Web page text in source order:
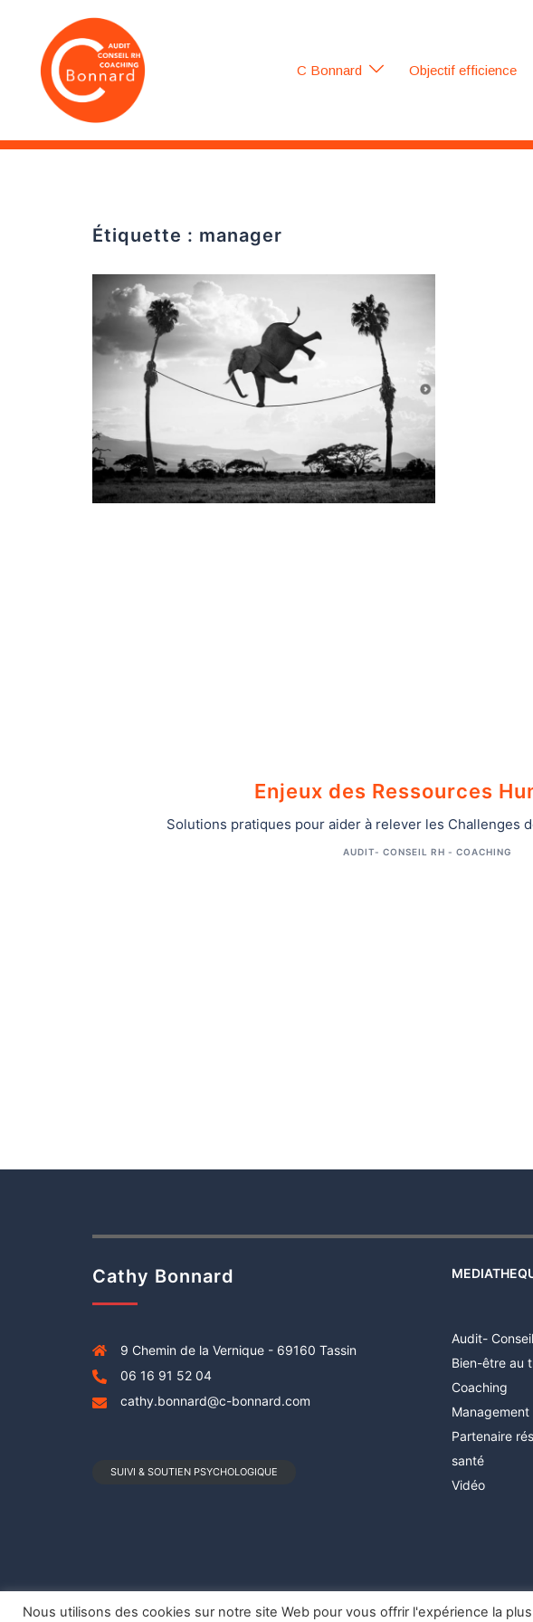
contenu
C Bonnard Objectif efficience
Étiquette : manager
Enjeux des Ressources
Solutions pratiques pour aider à relever les Challenges
AUDIT- CONSEIL RH - COACHING
Cathy Bonnard
9 Chemin de la Vernique - 69160 Tassin
06 16 91 52 04
cathy.bonnard@c-bonnard.com
SUIVI & SOUTIEN PSYCHOLOGIQUE
Audit-
Bien-être au
Coaching
Management
Partenaire
santé
Vidéo
Nous utilisons des cookies sur notre site Web pour vous offrir l'expérience la